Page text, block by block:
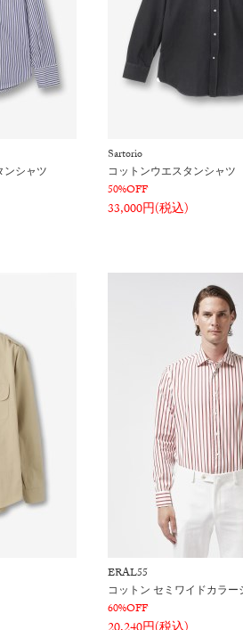
ンシャツ
Sartorio
コットンウエスタンシャツ
50%OFF
33,000円(税込)
ERAL55
コットン セミワイドカラー
60%OFF